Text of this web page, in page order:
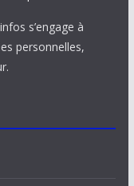
s’engage à
personnelles,